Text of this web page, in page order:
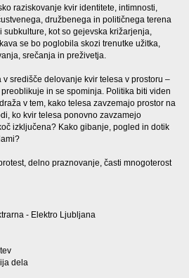
raziskovanje kvir identitete, intimnosti,
družbenega in političnega terena
kot so gejevska križarjenja,
se bo poglobila skozi trenutke užitka,
srečanja in preživetja.
središče delovanje kvir telesa v prostoru –
in se spominja. Politika biti viden
v tem, kako telesa zavzemajo prostor na
ko kvir telesa ponovno zavzamejo
izključena? Kako gibanje, pogled in dotik
delno praznovanje, časti mnogoterost
- Elektro Ljubljana
dela